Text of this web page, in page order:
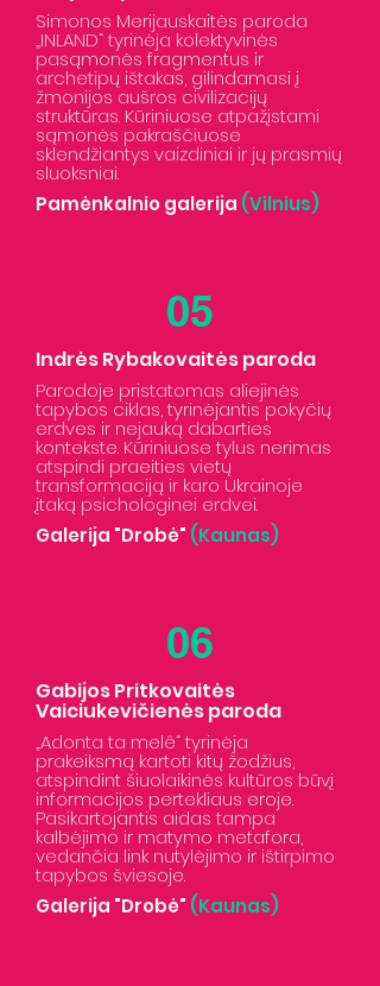
Simonos Merijauskaitės paroda
„INLAND“ tyrinėja kolektyvinės
pasąmonės fragmentus ir
archetipų ištakas, gilindamasi į
žmonijos aušros civilizacijų
struktūras. Kūriniuose atpažįstami
sąmonės pakraščiuose
sklendžiantys vaizdiniai ir jų prasmių
sluoksniai.
Pamėnkalnio galerija (Vilnius)
05
Indrės Rybakovaitės paroda
Parodoje pristatomas aliejinės
tapybos ciklas, tyrinėjantis pokyčių
erdves ir nejauką dabarties
kontekste. Kūriniuose tylus nerimas
atspindi praeities vietų
transformaciją ir karo Ukrainoje
įtaką psichologinei erdvei.
Galerija "Drobė" (Kaunas)
06
Gabijos Pritkovaitės
Vaiciukevičienės paroda
„Adonta ta melê“ tyrinėja
prakeiksmą kartoti kitų žodžius,
atspindint šiuolaikinės kultūros būvį
informacijos pertekliaus eroje.
Pasikartojantis aidas tampa
kalbėjimo ir matymo metafora,
vedančia link nutylėjimo ir ištirpimo
tapybos šviesoje.
Galerija "Drobė" (Kaunas)